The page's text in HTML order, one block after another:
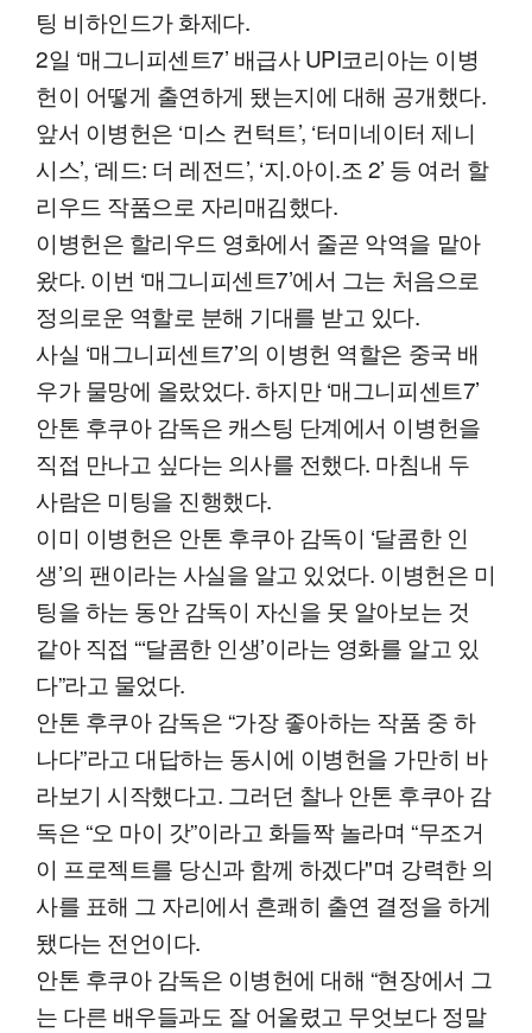
팅 비하인드가 화제다.
2일 ‘매그니피센트7’ 배급사 UPI코리아는 이병
헌이 어떻게 출연하게 됐는지에 대해 공개했다.
앞서 이병헌은 ‘미스 컨턱트’, ‘터미네이터 제니
시스’, ‘레드: 더 레전드’, ‘지.아이.조 2’ 등 여러 할
리우드 작품으로 자리매김했다.
이병헌은 할리우드 영화에서 줄곧 악역을 맡아
왔다. 이번 ‘매그니피센트7’에서 그는 처음으로
정의로운 역할로 분해 기대를 받고 있다.
사실 ‘매그니피센트7’의 이병헌 역할은 중국 배
우가 물망에 올랐었다. 하지만 ‘매그니피센트7’
안톤 후쿠아 감독은 캐스팅 단계에서 이병헌을
직접 만나고 싶다는 의사를 전했다. 마침내 두
사람은 미팅을 진행했다.
이미 이병헌은 안톤 후쿠아 감독이 ‘달콤한 인
생’의 팬이라는 사실을 알고 있었다. 이병헌은 미
팅을 하는 동안 감독이 자신을 못 알아보는 것
같아 직접 “‘달콤한 인생’이라는 영화를 알고 있
다”라고 물었다.
안톤 후쿠아 감독은 “가장 좋아하는 작품 중 하
나다”라고 대답하는 동시에 이병헌을 가만히 바
라보기 시작했다고. 그러던 찰나 안톤 후쿠아 감
독은 “오 마이 갓”이라고 화들짝 놀라며 “무조거
이 프로젝트를 당신과 함께 하겠다"며 강력한 의
사를 표해 그 자리에서 흔쾌히 출연 결정을 하게
됐다는 전언이다.
안톤 후쿠아 감독은 이병헌에 대해 “현장에서 그
는 다른 배우들과도 잘 어울렸고 무엇보다 정말